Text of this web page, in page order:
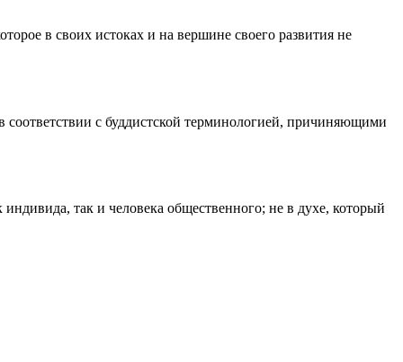
в своих истоках и на вершине своего развития не
с буддист­ской терминологией, причиняющими
так и человека общественного; не в духе, который